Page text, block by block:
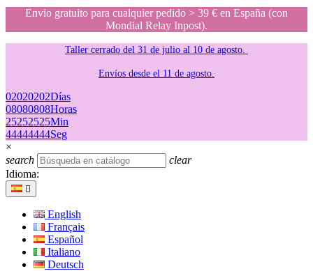
Envio gratuito para cualquier pedido > 39 € en España (con
Mondial Relay Inpost).
Taller cerrado del 31 de julio al 10 de agosto.
Envíos desde el 11 de agosto.
02020202Días
08080808Horas
25252525Min
44444444Seg
×
search
clear
Idioma:

English
Français
Español
Italiano
Deutsch